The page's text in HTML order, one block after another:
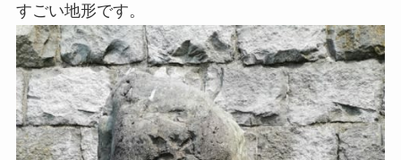
すごい地形です。